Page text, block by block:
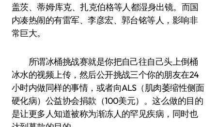
盖茨、蒂姆·库克、扎克伯格等人都湿身出镜。而国
内凑热闹的有雷军、李彦宏、郭台铭等人，影响非
常巨大。
所谓冰桶挑战赛就是你把自己往自己头上倒桶
冰水的视频上传，然后公开挑战三个你的朋友在24
小时内做同样的事情，或者向ALS（肌肉萎缩性侧面
硬化病）公益协会捐款（100美元）。这么做的目的
是让更多人知道被称为渐冻人的罕见疾病，同时也